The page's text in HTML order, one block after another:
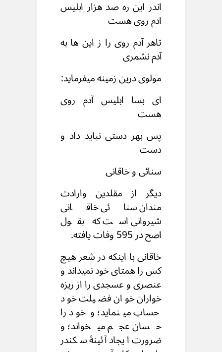
اندر این ره صد هزار ابلیس
ادم روی هست
تاهر آدم روی را ز این ها به
آدم نشمری
مولوی درین زمینه میفرماید:
ای بسا ابلیس آدم روی
هست
پس بهر دستی نباید داد و
دست
سنائی و خاقانی
دیگر از مقلدین وارادت
مندان سنائی خاقانی
شیروانی است که بقول
اصح در 595 وفات یافته.
خاقانی با اینکه در شعر هیچ
کس را همتای خود نمیداند و
عنصری و عسجدی را از ریزه
خواران خوان فضیلت خود
حساب مینماید؛ و خود را
حسان عجم میخواند؛ و
ضرورت ایجاد آئینۀ سکندر